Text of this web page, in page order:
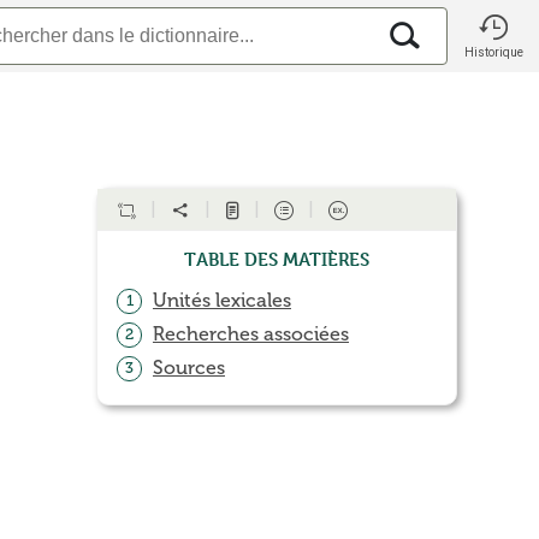
Historique
Table des matières
1 Unités lexicales
2 Recherches associées
3 Sources